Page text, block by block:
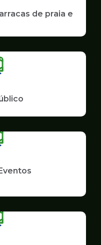
de praia e